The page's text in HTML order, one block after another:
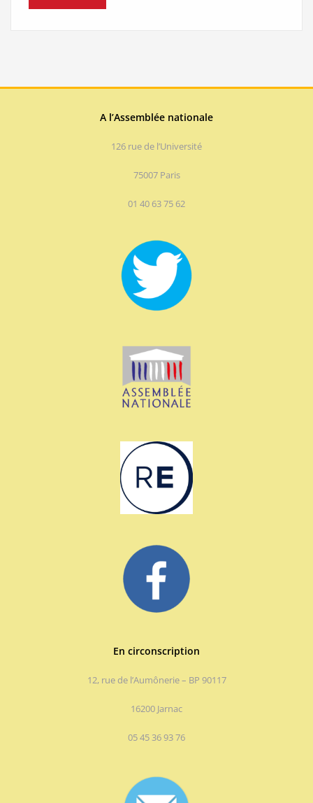
A l’Assemblée nationale
126 rue de l’Université
75007 Paris
01 40 63 75 62
En circonscription
12, rue de l’Aumônerie – BP 90117
16200 Jarnac
05 45 36 93 76